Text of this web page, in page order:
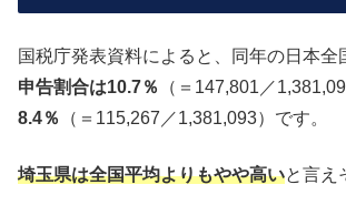
国税庁発表資料によると、同年の日本全
申告割合は10.7％
（＝147,801／
8.4％
（＝115,267／1,381,093）です。
埼玉県は全国平均よりもやや高いと言え